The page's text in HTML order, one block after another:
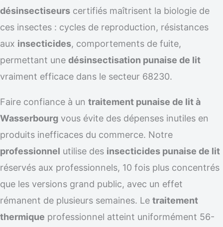
désinsectiseurs certifiés maîtrisent la biologie de
ces insectes : cycles de reproduction, résistances
aux insecticides, comportements de fuite,
permettant une désinsectisation punaise de lit
vraiment efficace dans le secteur 68230.
Faire confiance à un traitement punaise de lit à
Wasserbourg vous évite des dépenses inutiles en
produits inefficaces du commerce. Notre
professionnel utilise des insecticides punaise de lit
réservés aux professionnels, 10 fois plus concentrés
que les versions grand public, avec un effet
rémanent de plusieurs semaines. Le traitement
thermique professionnel atteint uniformément 56-